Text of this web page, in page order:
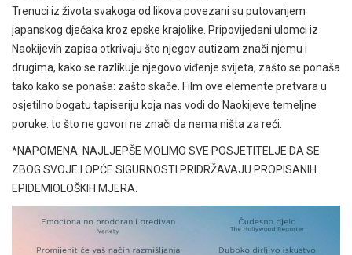
Trenuci iz života svakoga od likova povezani su putovanjem
japanskog dječaka kroz epske krajolike. Pripovijedani ulomci iz
Naokijevih zapisa otkrivaju što njegov autizam znači njemu i
drugima, kako se razlikuje njegovo viđenje svijeta, zašto se ponaša
tako kako se ponaša: zašto skače. Film ove elemente pretvara u
osjetilno bogatu tapiseriju koja nas vodi do Naokijeve temeljne
poruke: to što ne govori ne znači da nema ništa za reći.
*NAPOMENA: NAJLJEPŠE MOLIMO SVE POSJETITELJE DA SE
ZBOG SVOJE I OPĆE SIGURNOSTI PRIDRŽAVAJU PROPISANIH
EPIDEMIOLOŠKIH MJERA.